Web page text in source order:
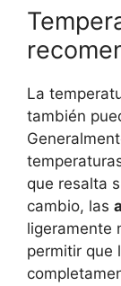
La
también
que resalta
cambio, las
ligeramente
permitir que